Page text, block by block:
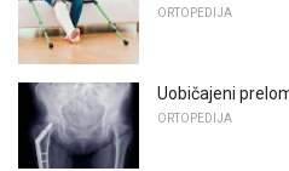
ORTOPEDIJA
Uobičajeni
ORTOPEDIJA